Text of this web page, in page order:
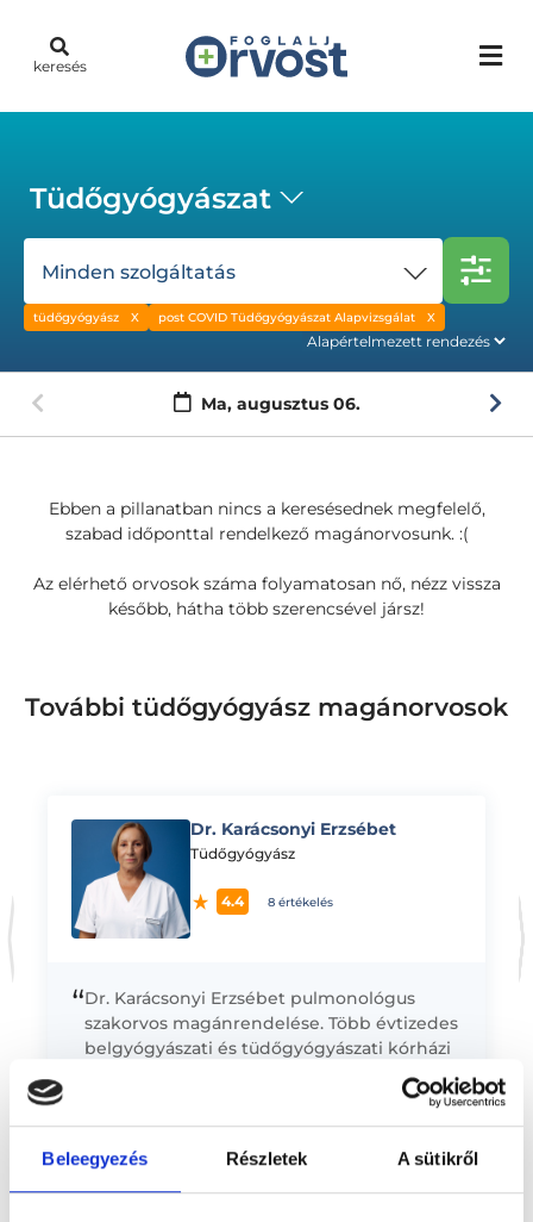
Beleegyezés Részletek A sütikről
keresés
Tüdőgyógyászat
Minden szolgáltatás
tüdőgyógyász post COVID Tüdőgyógyászat Alapvizsgálat
Ma, augusztus 06.
Ebben a pillanatban nincs a keresésednek megfelelő,
szabad időponttal rendelkező magánorvosunk. :(
Az elérhető orvosok száma folyamatosan nő, nézz vissza
később, hátha több szerencsével jársz!
További tüdőgyógyász magánorvosok
Dr. Karácsonyi Erzsébet
Tüdőgyógyász
4.4 8 értékelés
“Dr. Karácsonyi Erzsébet pulmonológus
szakorvos magánrendelése. Több évtizedes
belgyógyászati és tüdőgyógyászati kórházi
osztályos munkával rendelkezem. Évekig az
Országos Korányi Tüdőgyógyintézet Asztma
Ambulanciáján dolgoztam. Törekszem a...
Előző* Szakorvos jelölt (rezidens): általános orvosi oklevéllel rendelkező
orvos, aki jogszabályok szerinti szakorvosi szakképesítés
megszerzésére irányuló képzésben vesz részt. Ezen orvosok által